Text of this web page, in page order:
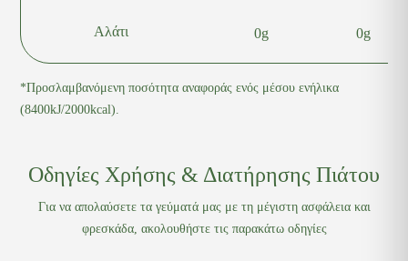
Αλάτι 0g 0g
*Προσλαμβανόμενη ποσότητα αναφοράς ενός μέσου ενήλικα
(8400kJ/2000kcal).
Οδηγίες Χρήσης & Διατήρησης Πιάτου
Για να απολαύσετε τα γεύματά μας με τη μέγιστη ασφάλεια και
φρεσκάδα, ακολουθήστε τις παρακάτω οδηγίες
στο ψυγείο στους 0-5°C, χωρίς διακοπή της αλυσίδας ψύξης, για
να διασφαλιστεί η ποιότητα και η ασφάλειά τους. Η μέγιστη ώρα